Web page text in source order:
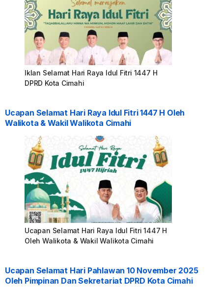
Iklan Selamat Hari Raya Idul Fitri 1447 H
DPRD Kota Cimahi
Ucapan Selamat Hari Raya Idul Fitri 1447 H Oleh
Walikota & Wakil Walikota Cimahi
Ucapan Selamat Hari Raya Idul Fitri 1447 H
Oleh Walikota & Wakil Walikota Cimahi
Ucapan Selamat Hari Pahlawan 10 November 2025
Oleh Pimpinan Dan Sekretariat DPRD Kota Cimahi